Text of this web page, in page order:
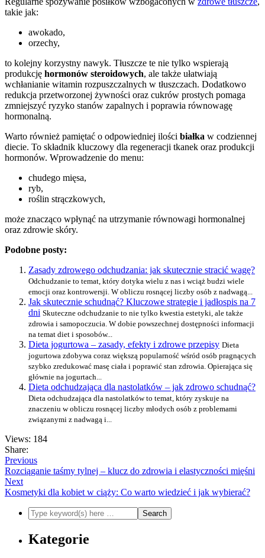
takie jak:
awokado,
orzechy,
to kolejny korzystny nawyk. Tłuszcze te nie tylko wspierają
produkcję hormonów steroidowych, ale także ułatwiają
wchłanianie witamin rozpuszczalnych w tłuszczach. Dodatkowo
redukcja przetworzonej żywności oraz cukrów prostych pomaga
zmniejszyć ryzyko stanów zapalnych i poprawia równowagę
hormonalną.
Warto również pamiętać o odpowiedniej ilości białka w codziennej
diecie. To składnik kluczowy dla regeneracji tkanek oraz produkcji
hormonów. Wprowadzenie do menu:
chudego mięsa,
ryb,
roślin strączkowych,
może znacząco wpłynąć na utrzymanie równowagi hormonalnej
oraz zdrowie skóry.
Podobne posty:
Zasady zdrowego odchudzania: jak skutecznie stracić wagę?
Odchudzanie to temat, który dotyka wielu z nas i wciąż budzi wiele
emocji oraz kontrowersji. W obliczu rosnącej liczby osób z nadwagą...
Jak skutecznie schudnąć? Kluczowe strategie i jadłospis na 7
dni Skuteczne odchudzanie to nie tylko kwestia estetyki, ale także
zdrowia i samopoczucia. W dobie powszechnej dostępności informacji
na temat diet i sposobów...
Dieta jogurtowa – zasady, efekty i zdrowe przepisy Dieta
jogurtowa zdobywa coraz większą popularność wśród osób pragnących
szybko zredukować masę ciała i poprawić stan zdrowia. Opierająca się
głównie na jogurtach...
Dieta odchudzająca dla nastolatków – jak zdrowo schudnąć?
Dieta odchudzająca dla nastolatków to temat, który zyskuje na
znaczeniu w obliczu rosnącej liczby młodych osób z problemami
związanymi z nadwagą i...
Views: 184
Share:
Previous
Rozciąganie taśmy tylnej – klucz do zdrowia i elastyczności mięśni
Next
Kosmetyki dla kobiet w ciąży: Co warto wiedzieć i jak wybierać?
Kategorie